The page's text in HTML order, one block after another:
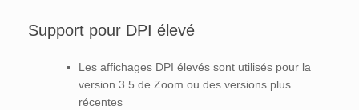
Support pour DPI élevé
Les affichages DPI élevés sont utilisés pour la
version 3.5 de Zoom ou des versions plus
récentes